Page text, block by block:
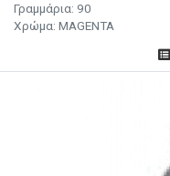
Γραμμάρια: 90
Χρώμα: MAGENTA